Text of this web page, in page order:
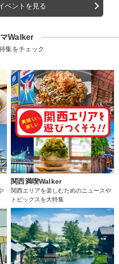
ベントを見る
Walker
集をチェック
関西満喫Walker
関西エリアを楽しむためのニュースや
トピックスを大特集